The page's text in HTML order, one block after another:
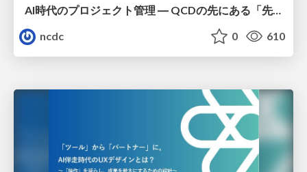
AI時代のプロジェクト管理 ― QCDの先にある「先読みマネジメント」
ncdc
0 610